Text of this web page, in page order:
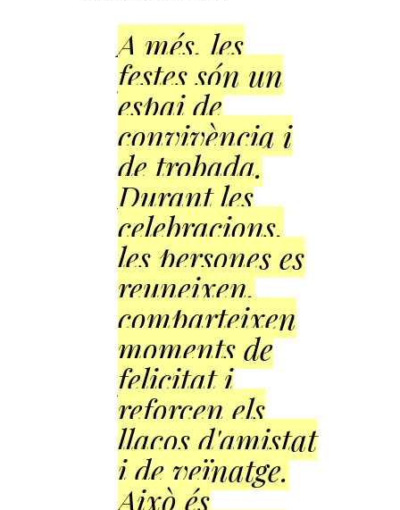
A més, les
festes són un
espai de
convivència i
de trobada.
Durant les
celebracions,
les persones es
reuneixen,
comparteixen
moments de
felicitat i
reforcen els
llaços d'amistat
i de veïnatge.
Això és